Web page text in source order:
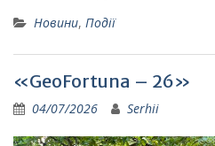
Новини, Події
«GeoFortuna – 26»
04/07/2026 Serhii